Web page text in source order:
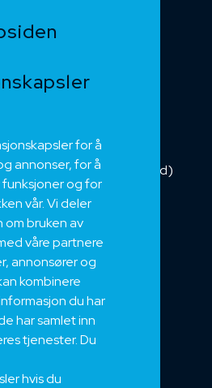
for å
annonser, for å
funksjoner og for
vår. Vi deler
om bruken av
våre partnere
annonsører og
kombinere
du har
har samlet inn
tjenester. Du
hvis du
Heis og kran
Kategorikabel
Installasjonskabel
Kombikabel (Hybrid)
DNV sertifisert
Tilbehør